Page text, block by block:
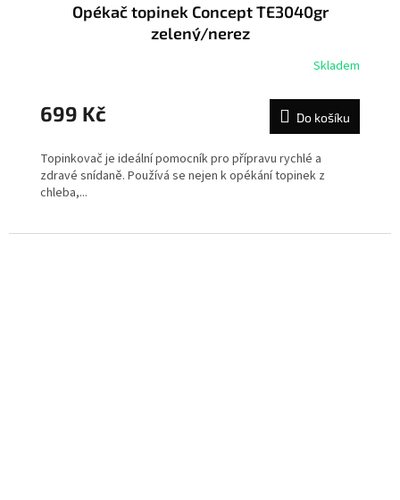
Opékač topinek Concept TE3040gr
zelený/nerez
Skladem
699 Kč Do košíku
Topinkovač je ideální pomocník pro přípravu rychlé a
zdravé snídaně. Používá se nejen k opékání topinek z
chleba,...